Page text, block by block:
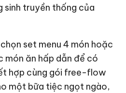
sinh truyền thống của
set menu 4 món hoặc
món ăn hấp dẫn để có
hợp cùng gói free-flow
một bữa tiệc ngọt ngào,